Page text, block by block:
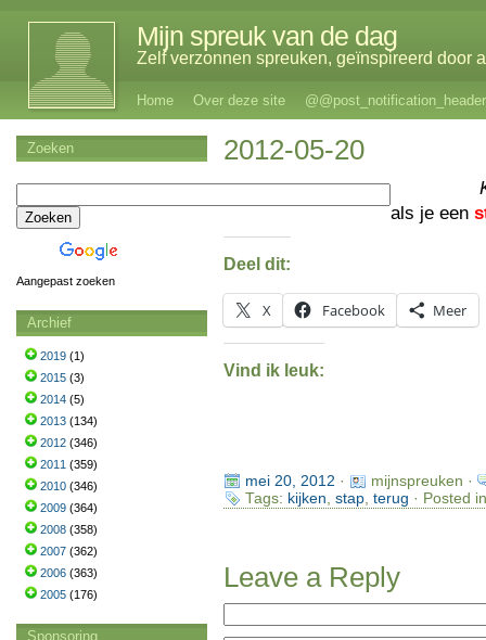
Mijn spreuk van de dag
Zelf verzonnen spreuken, geïnspireerd door
Home Over deze site @@post_notification_header
2012-05-20
als je een
Deel dit:
X Facebook Meer
Vind ik leuk:
mei 20, 2012 ·
mijnspreuken ·
Tags: kijken stap, terug · Posted
Leave a Reply
Zoeken
Aangepast zoeken
Archief
2019 (1)
2015 (3)
2014 (5)
2013 (134)
2012 (346)
2011 (359)
2010 (346)
2009 (364)
2008 (358)
2007 (362)
2006 (363)
2005 (176)
Sponsoring